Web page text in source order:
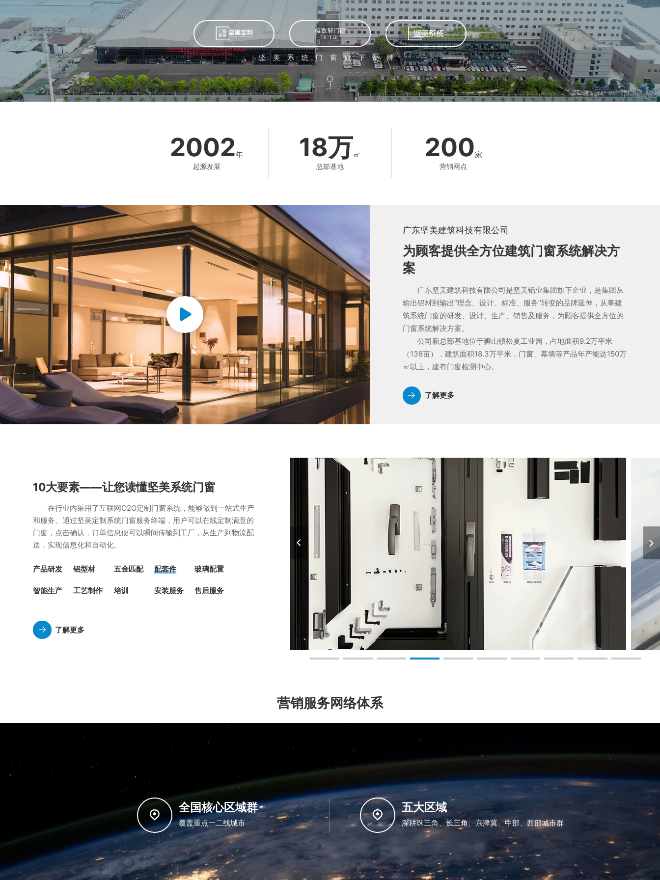
坚美系统门窗旗下品牌
滑动
2002年
起源发展
18万㎡
总部基地
200家
营销网点
广东坚美建筑科技有限公司
为顾客提供全方位建筑门窗系统解决方
案
广东坚美建筑科技有限公司是坚美铝业集团旗下企业，是集团从
输出铝材到输出“理念、设计、标准、服务”转变的品牌延伸，从事建
筑系统门窗的研发、设计、生产、销售及服务，为顾客提供全方位的
门窗系统解决方案。
公司新总部基地位于狮山镇松夏工业园，占地面积9.2万平米
（138亩），建筑面积18.3万平米，门窗、幕墙等产品年产能达150万
㎡以上，建有门窗检测中心。
了解更多
10大要素——让您读懂坚美系统门窗
在行业内采用了互联网O2O定制门窗系统，能够做到一站式生产
和服务。通过坚美定制系统门窗服务终端，用户可以在线定制满意的
门窗，点击确认，订单信息便可以瞬间传输到工厂，从生产到物流配
送，实现信息化和自动化。
产品研发 铝型材 五金匹配 配套件 玻璃配置
智能生产 工艺制作 培训 安装服务 售后服务
了解更多
营销服务网络体系
全国核心区域群
覆盖重点一二线城市
五大区域
深耕珠三角、长三角、京津冀、中部、西部城市群